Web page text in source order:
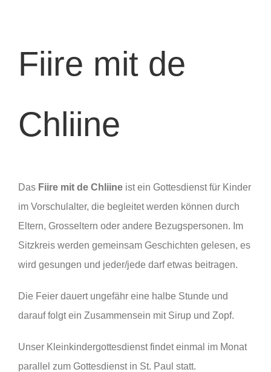
Wer wir sind
Links
Bilder
Videos
Fiire mit de
Chliine
Das Fiire mit de Chliineist ein Gottesdienst für Kinder
im Vorschulalter, die begleitet werden können durch
Eltern, Grosseltern oder andere Bezugspersonen. Im
Sitzkreis werden gemeinsam Geschichten gelesen, es
wird gesungen und jeder/jede darf etwas beitragen.
Die Feier dauert ungefähr eine halbe Stunde und
darauf folgt ein Zusammensein mit Sirup und Zopf.
Unser Kleinkindergottesdienst findet einmal im Monat
parallel zum Gottesdienst in St. Paul statt.